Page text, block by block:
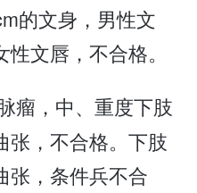
的文身，男性文
文唇，不合格。
瘤，中、重度下肢
张，不合格。下肢
张，条件兵不合